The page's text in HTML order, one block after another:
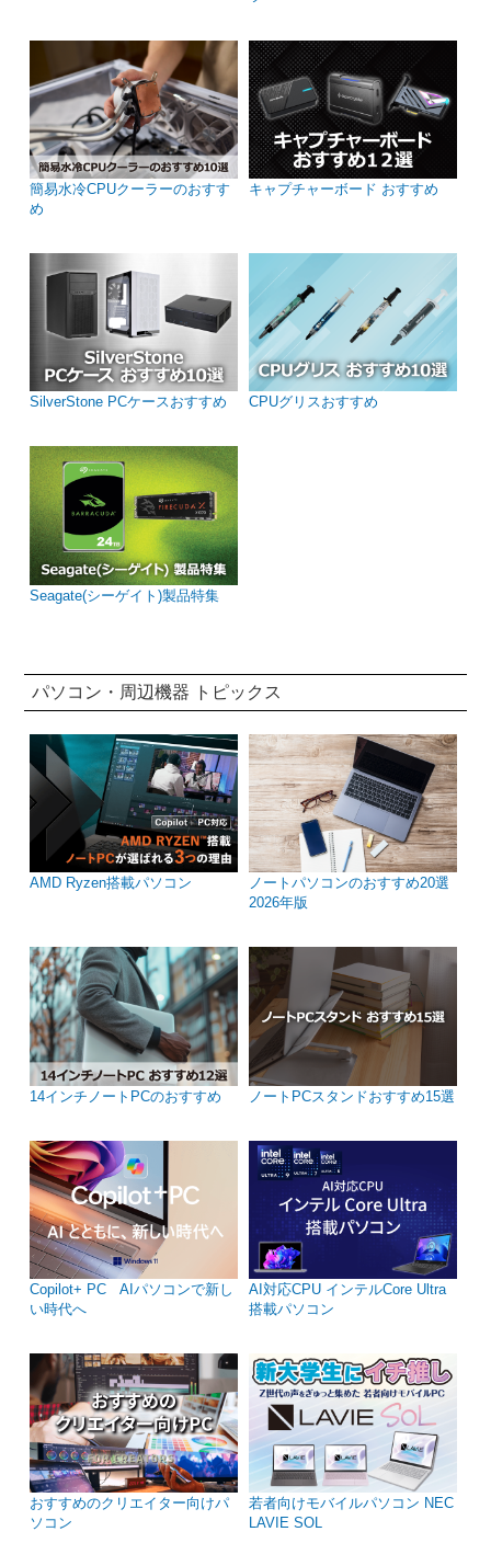
簡易水冷CPUクーラーのおすす
め
キャプチャーボード おすすめ
SilverStone PCケースおすすめ CPUグリスおすすめ
Seagate(シーゲイト)製品特集
パソコン・周辺機器 トピックス
AMD Ryzen搭載パソコン
ノートパソコンのおすすめ20選
2026年版
14インチノートPCのおすすめ ノートPCスタンドおすすめ15選
Copilot+ PC AIパソコンで新し
い時代へ
AI対応CPU インテルCore Ultra
搭載パソコン
おすすめのクリエイター向けパ
ソコン
若者向けモバイルパソコン NEC
LAVIE SOL